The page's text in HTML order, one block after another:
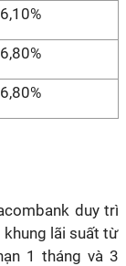
6,10%
6,80%
6,80%
duy trì
khung lãi suất từ
1 tháng và 3